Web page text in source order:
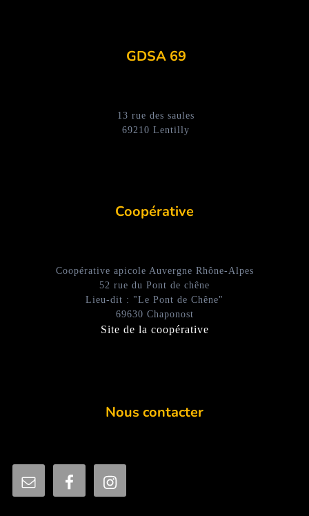
GDSA 69
13 rue des saules
69210 Lentilly
Coopérative
Coopérative apicole Auvergne Rhône-Alpes
52 rue du Pont de chêne
Lieu-dit : "Le Pont de Chêne"
69630 Chaponost
Site de la coopérative
Nous contacter